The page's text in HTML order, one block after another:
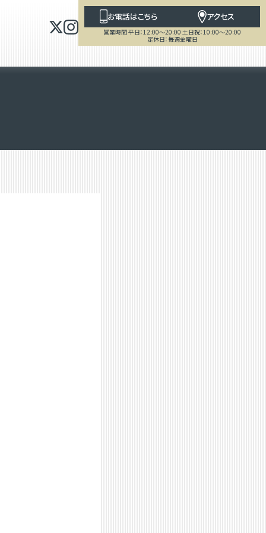
お電話はこちら アクセス
営業時間 平日：12:00～20:00 土日祝：10:00～20:00
定休日：毎週金曜日